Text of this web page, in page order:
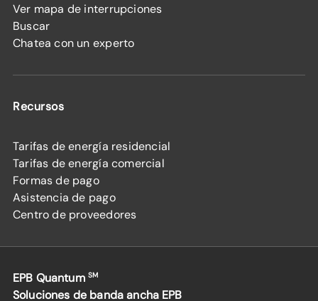
Ver mapa de interrupciones
Buscar
Chatea con un experto
Recursos
Tarifas de energía residencial
Tarifas de energía comercial
Formas de pago
Asistencia de pago
Centro de proveedores
EPB Quantum SM
Soluciones de banda ancha EPB